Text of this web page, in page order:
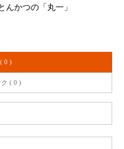
んかつの「丸一」
0 )
ク ( 0 )